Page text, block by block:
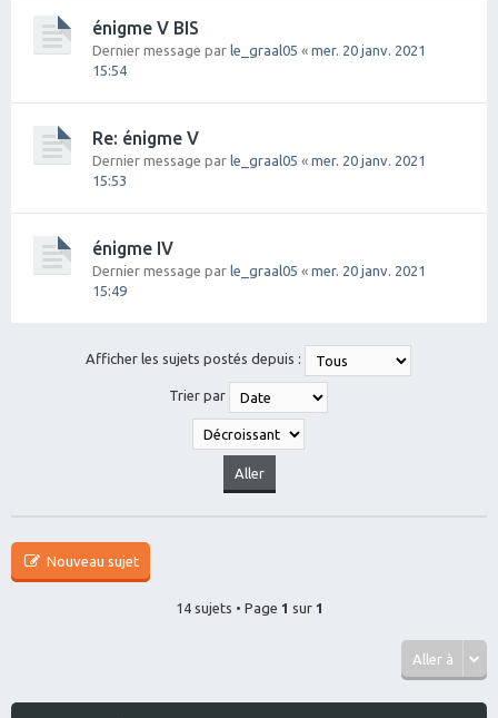
énigme V BIS
Dernier message par le_graal05 « mer. 20 janv. 2021
15:54
Re: énigme V
Dernier message par le_graal05 « mer. 20 janv. 2021
15:53
énigme IV
Dernier message par le_graal05 « mer. 20 janv. 2021
15:49
Afficher les sujets postés depuis :
Trier par
Nouveau sujet
14 sujets • Page 1 sur 1
Aller à